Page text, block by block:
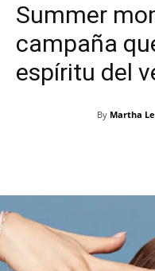
Summer
campaña
espíritu del
By Martha